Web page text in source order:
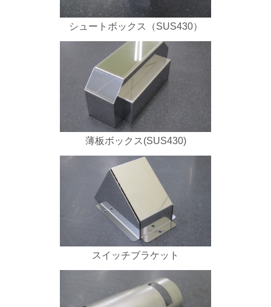
シュートボックス（SUS430）
薄板ボックス(SUS430)
スイッチブラケット